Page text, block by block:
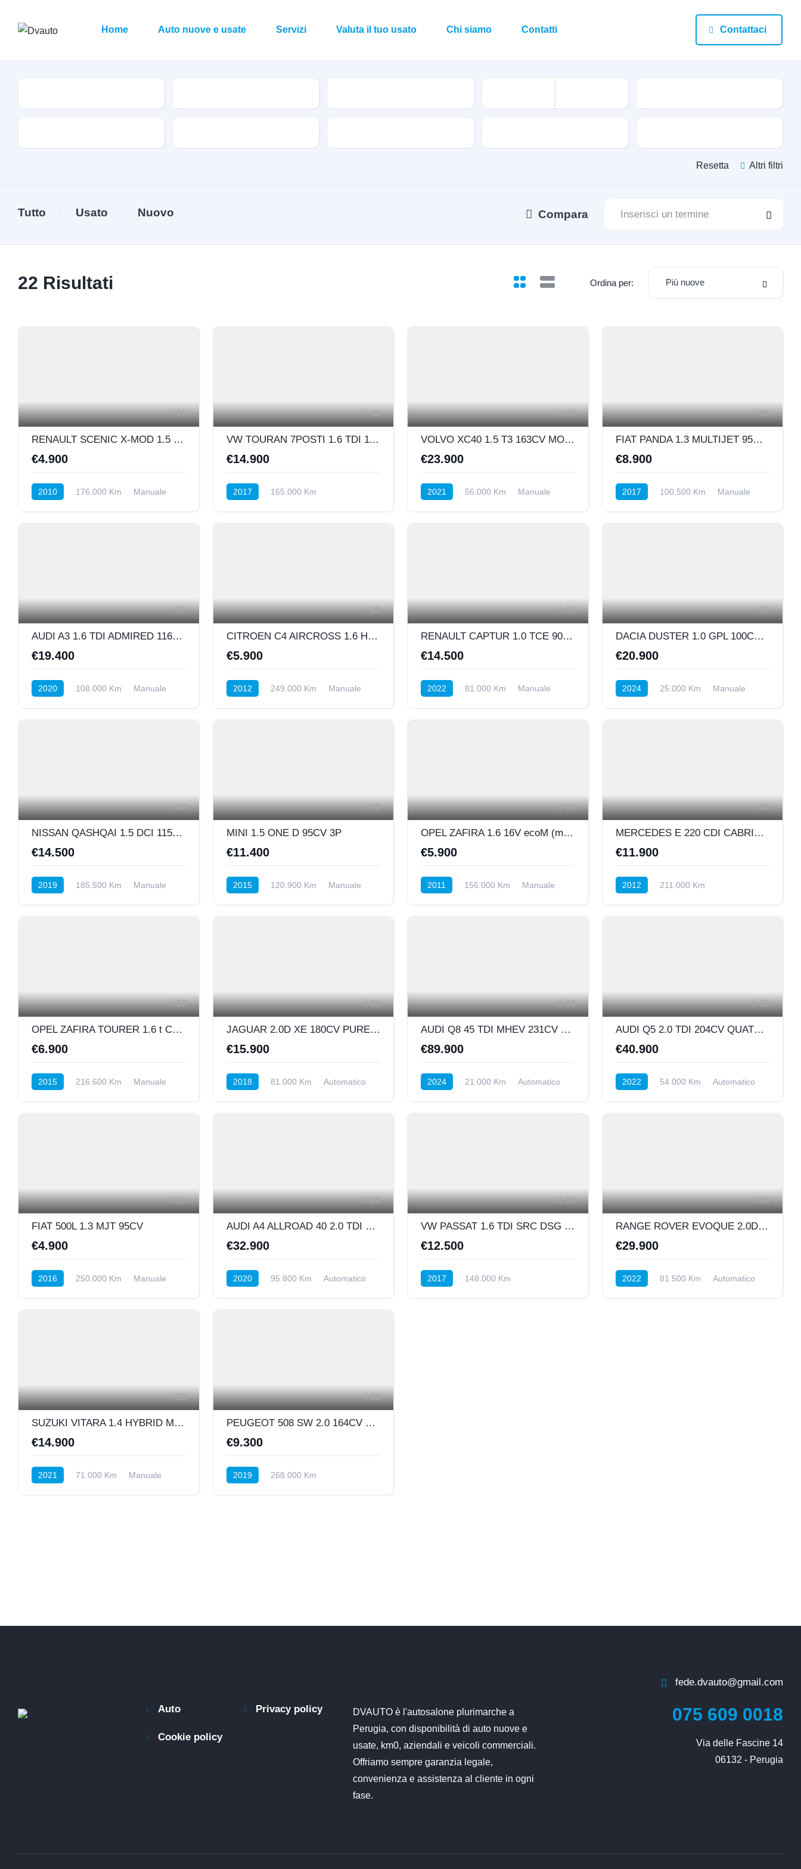
Home Auto nuove e usate Servizi Valuta il tuo usato Chi siamo Contatti Contattaci
Resetta Altri filtri
Tutto Usato Nuovo Compara
22 Risultati Ordina per: Più nuove
21
RENAULT SCENIC X-MOD 1.5 DCI 110CV DYNAMIQUE
€4.900
2010 176.000 Km
Manuale
36
VW TOURAN 7POSTI 1.6 TDI 116CV C.LINE BUSINESS DSG
€14.900
2017
165.000 Km
25
VOLVO XC40 1.5 T3 163CV MOMENTUM
€23.900
2021 56.000 Km
Manuale
23
FIAT PANDA 1.3 MULTIJET 95CV LOUNGE
€8.900
2017 100.500 Km
Manuale
27
AUDI A3 1.6 TDI ADMIRED 116CV SPORTBACK 30 D-LINE
€19.400
2020 108.000 Km
Manuale
25
CITROEN C4 AIRCROSS 1.6 HDI 115CV
€5.900
2012 249.000 Km
Manuale
30
RENAULT CAPTUR 1.0 TCE 90CV ZEN VALIDA PER NEOPATENTATI
€14.500
2022 81.000 Km
Manuale
30
DACIA DUSTER 1.0 GPL 100CV JOURNEY VALIDA PER NEOPATENTATI
€20.900
2024 25.000 Km
Manuale
28
NISSAN QASHQAI 1.5 DCI 115CV N-CONNECTA MOTORE APPENA RIFATTO
€14.500
2019 185.500 Km
Manuale
28
MINI 1.5 ONE D 95CV 3P
€11.400
2015 120.900 Km
Manuale
22
OPEL ZAFIRA 1.6 16V ecoM (metano)150 CV TURBO EDITION 7 POSTI
€5.900
2011 156.000 Km
Manuale
25
MERCEDES E 220 CDI CABRIO BLUE EFFICIENCY 170CV
€11.900
2012
211.000 Km
27
OPEL ZAFIRA TOURER 1.6 t Cosmo ecoM 150cv E6 7POSTI
€6.900
2015 216.600 Km
Manuale
33
JAGUAR 2.0D XE 180CV PURE BUSINESS
€15.900
2018 81.000 Km
Automatico
26
AUDI Q8 45 TDI MHEV 231CV TIPTRONIC QUATTRO S-LINE EDITION
€89.900
2024 21.000 Km
Automatico
29
AUDI Q5 2.0 TDI 204CV QUATTRO MHEV S-LINE PLUS
€40.900
2022 54.000 Km
Automatico
21
FIAT 500L 1.3 MJT 95CV
€4.900
2016 250.000 Km
Manuale
29
AUDI A4 ALLROAD 40 2.0 TDI 204 CV S-TRONIC BUSINESS
€32.900
2020 95.800 Km
Automatico
25
VW PASSAT 1.6 TDI SRC DSG BUSINESS BMT 120 CV C.AUTO
€12.500
2017
148.000 Km
36
RANGE ROVER EVOQUE 2.0DI4 163CV AWD R-DYNAMIC HSE MHEV
€29.900
2022 81.500 Km
Automatico
26
SUZUKI VITARA 1.4 HYBRID MHEV COOL 129CV
€14.900
2021 71.000 Km
Manuale
26
PEUGEOT 508 SW 2.0 164CV C.AUTOMATICO ALLURE PACK
€9.300
2019
268.000 Km
fede.dvauto@gmail.com
Auto Privacy policy
Cookie policy
DVAUTO è l'autosalone plurimarche a
Perugia, con disponibilità di auto nuove e
usate, km0, aziendali e veicoli commerciali.
Offriamo sempre garanzia legale,
convenienza e assistenza al cliente in ogni
fase.
075 609 0018
Via delle Fascine 14
06132 - Perugia